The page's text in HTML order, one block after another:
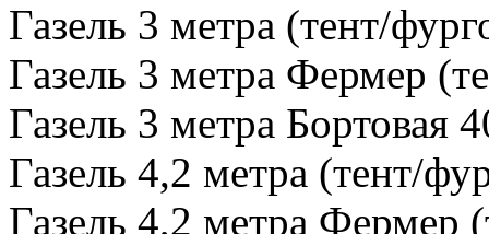
Газель 3 метра (тент/
Газель 3 метра Фермер
Газель 3 метра Бортовая
Газель 4,2 метра (тент/
Газель 4,2 метра Фермер